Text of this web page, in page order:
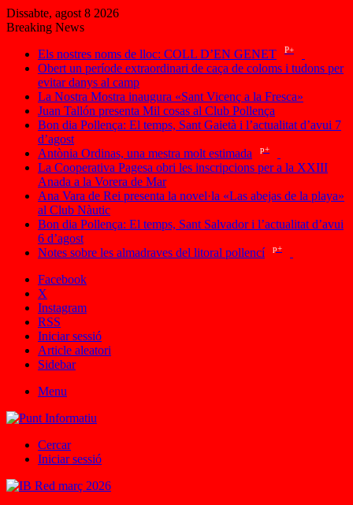
Dissabte, agost 8 2026
Breaking News
Els nostres noms de lloc: COLL D’EN GENET
P+
Obert un període extraordinari de caça de coloms i tudons per
evitar danys al camp
La Nostra Mostra inaugura «Sant Vicenç a la Fresca»
Juan Tallón presenta Mil cosas al Club Pollença
Bon dia Pollença: El temps, Sant Gaietà i l’actualitat d’avui 7
d’agost
Antònia Ordinas, una mestra molt estimada
p+
La Cooperativa Pagesa obri les inscripcions per a la XXIII
Anada a la Vorera de Mar
Ana Vara de Rei presenta la novel·la «Las abejas de la playa»
al Club Nàutic
Bon dia Pollença: El temps, Sant Salvador i l’actualitat d’avui
6 d’agost
Notes sobre les almadraves del litoral pollencí
p+
Facebook
X
Instagram
RSS
Iniciar sessió
Article aleatori
Sidebar
Menu
Cercar
Iniciar sessió